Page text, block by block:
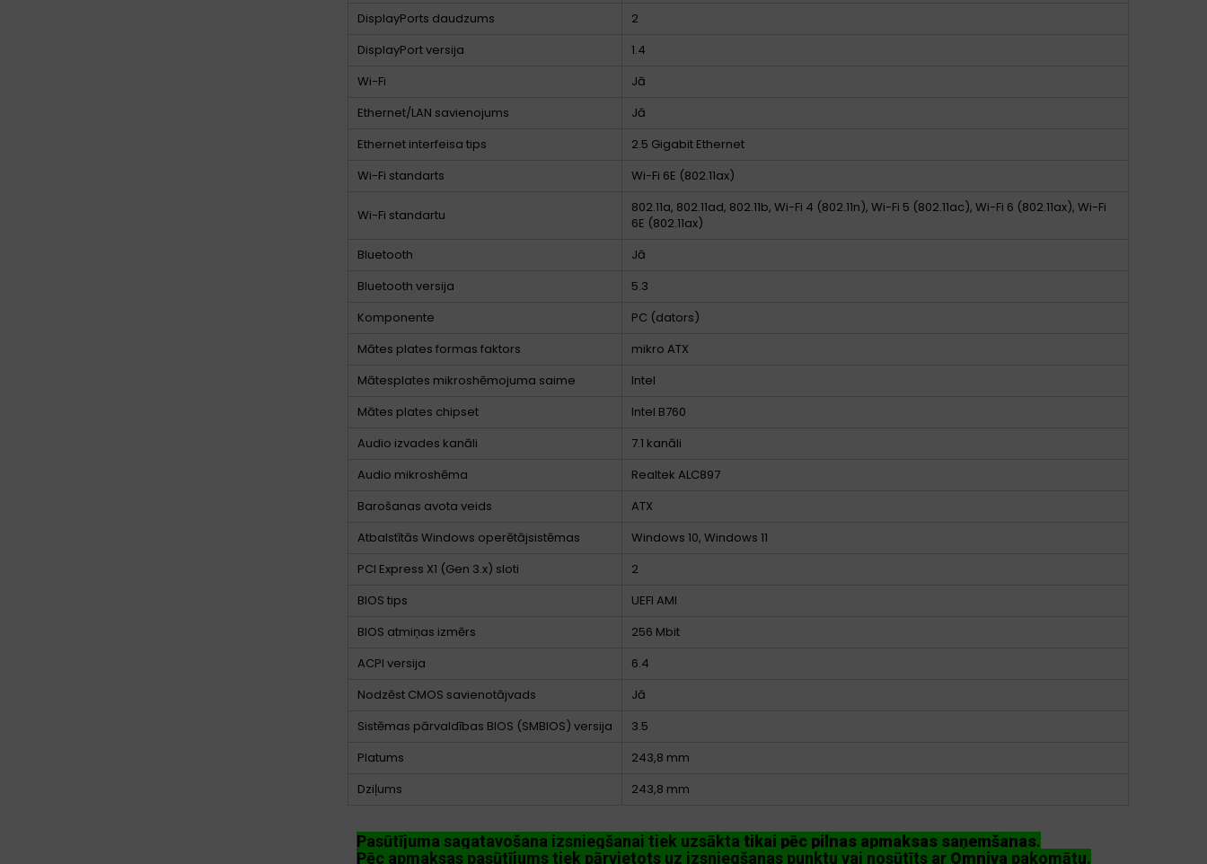
DisplayPorts daudzums
2
DisplayPort versija
1.4
Wi-Fi
Jā
Ethernet/LAN savienojums
Jā
Ethernet interfeisa tips
2.5 Gigabit Ethernet
Wi-Fi standarts
Wi-Fi 6E (802.11ax)
Wi-Fi standartu
802.11a, 802.11ad, 802.11b, Wi-Fi 4 (802.11n), Wi-Fi 5 (802.11ac), Wi-Fi 6 (802.11ax), Wi-Fi
6E (802.11ax)
Bluetooth
Jā
Bluetooth versija
5.3
Komponente
PC (dators)
Mātes plates formas faktors
mikro ATX
Mātesplates mikroshēmojuma saime
Intel
Mātes plates chipset
Intel B760
Audio izvades kanāli
7.1 kanāli
Audio mikroshēma
Realtek ALC897
Barošanas avota veids
ATX
Atbalstītās Windows operētājsistēmas
Windows 10, Windows 11
PCI Express X1 (Gen 3.x) sloti
2
BIOS tips
UEFI AMI
BIOS atmiņas izmērs
256 Mbit
ACPI versija
6.4
Nodzēst CMOS savienotājvads
Jā
Sistēmas pārvaldības BIOS (SMBIOS) versija
3.5
Platums
243,8 mm
Dziļums
243,8 mm
Pasūtījuma sagatavošana izsniegšanai tiek uzsākta tikai pēc pilnas apmaksas saņemšanas.
Pēc apmaksas pasūtījums tiek pārvietots uz izsniegšanas punktu vai nosūtīts ar Omniva pakomātu.